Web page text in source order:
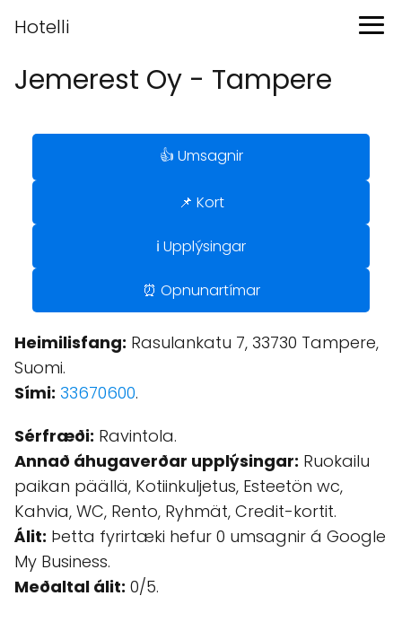
Hotelli
Jemerest Oy - Tampere
👍 Umsagnir
📌 Kort
ℹ️ Upplýsingar
⏰ Opnunartímar
Heimilisfang: Rasulankatu 7, 33730 Tampere,
Suomi.
Sími: 33670600.
Sérfræði: Ravintola.
Annað áhugaverðar upplýsingar: Ruokailu
paikan päällä, Kotiinkuljetus, Esteetön wc,
Kahvia, WC, Rento, Ryhmät, Credit-kortit.
Álit: Þetta fyrirtæki hefur 0 umsagnir á Google
My Business.
Meðaltal álit: 0/5.